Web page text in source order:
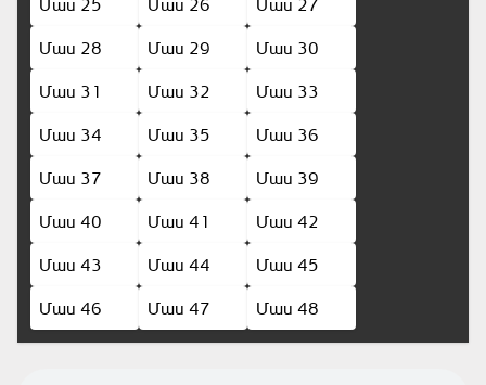
Մաս 25
Մաս 26
Մաս 27
Մաս 28
Մաս 29
Մաս 30
Մաս 31
Մաս 32
Մաս 33
Մաս 34
Մաս 35
Մաս 36
Մաս 37
Մաս 38
Մաս 39
Մաս 40
Մաս 41
Մաս 42
Մաս 43
Մաս 44
Մաս 45
Մաս 46
Մաս 47 Մաս 48